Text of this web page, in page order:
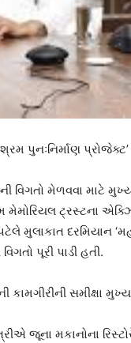
પુનઃનિર્માણ પ્રોજેક્ટ’
વિગતો મેળવવા માટે
મેમોરિયલ ટ્રસ્ટના
મુલાકાત દરમિયાન
પૂરી પાડી હતી.
કામગીરીની સમીક્ષા
જૂના મકાનોના